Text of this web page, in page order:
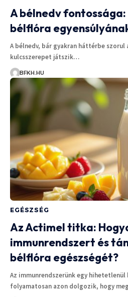
A bélnedv fontossága:
bélflóra
A bélnedv, bár gyakran háttérbe szorul
kulcsszerepet játszik…
BFKH.HU
EGÉSZSÉG
Az Actimel titka:
immunrendszert és
bélflóra egészségét?
Az immunrendszerünk egy
folyamatosan azon dolgozik, hogy